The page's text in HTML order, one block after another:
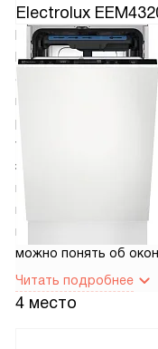
Electrolux
Встраиваемая
EEM43201L
с габаритами:
глубина — 55 см. За
разместиться даже
устройство вмещает
за один цикл всего
подойдет для семьи
в кухонный
модели относится
можно понять об
Читать подробнее
4 место